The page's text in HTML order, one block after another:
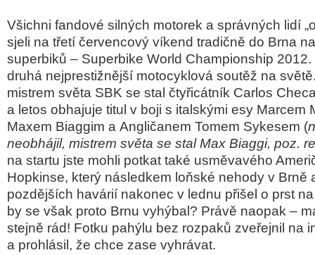
Všichni fandové silných motorek a správných lidí
sjeli na třetí červencový víkend tradičně do Brna
superbiků – Superbike World Championship
druhá nejprestižnější motocyklová soutěž na
mistrem světa SBK se stal čtyřicátník Carlos
a letos obhajuje titul v boji s italskými esy Marcem
Maxem Biaggim a Angličanem Tomem Sykesem (
neobhájil, mistrem světa se stal Max Biaggi, poz.
na startu jste mohli potkat také usměvavého
Hopkinse, který následkem loňské nehody v Brně
pozdějších havárií nakonec v lednu přišel o prst
by se však proto Brnu vyhýbal? Právě naopak –
stejně rád! Fotku pahýlu bez rozpaků zveřejnil na
a prohlásil, že chce zase vyhrávat.